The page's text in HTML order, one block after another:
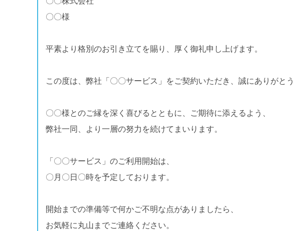
〇〇様
平素より格別のお引き立てを賜り、厚く御礼申し上げます。
この度は、弊社「〇〇サービス」をご契約いただき、誠にありがとう
〇〇様とのご縁を深く喜びるとともに、ご期待に添えるよう、
弊社一同、より一層の努力を続けてまいります。
「〇〇サービス」のご利用開始は、
〇月〇日〇時を予定しております。
開始までの準備等で何かご不明な点がありましたら、
お気軽に丸山までご連絡ください。